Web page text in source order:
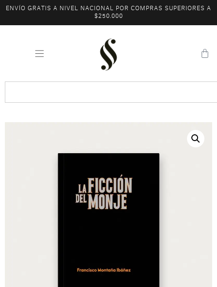
ENVÍO GRATIS A NIVEL NACIONAL POR COMPRAS SUPERIORES A
$250.000